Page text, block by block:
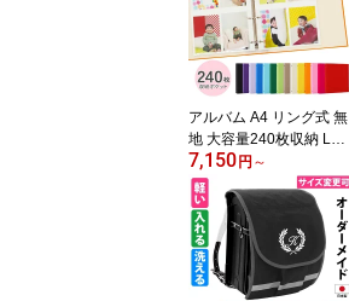
ルバム【まり】台紙 命名
紙 お七夜 名づけ 赤ちゃ
ん ベビー 出生記念 メモ
リアル 命名ボード 手形
足型 内祝い 出産祝い 祖
父母
アルバム A4 リング式 無
地 大容量240枚収納 L判
LW判対応 2Lも追加台紙
対応 差し替え自由 フォ
トアルバム 写真整理 ポ
ケット式 バインダー 日
本製 ベビー 子供 成長記
録 結婚式 卒業 思い出 保
管 ギフト シンプル おし
7,150円 ～